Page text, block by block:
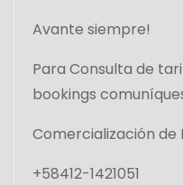
Avante siempre!
Para Consulta de
bookings
Comercialización de
+58412-1421051